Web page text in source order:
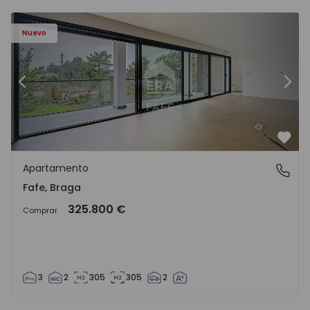
Nuevo
Anterior
Fafe, Braga
Apartamento
Fafe, Braga
Comprar 325.800 €
3 2 305 305 2